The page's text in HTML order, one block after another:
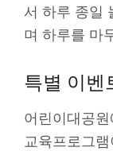
서 하루 종일
며 하루를 마
특별 이벤
어린이대공
교육프로그